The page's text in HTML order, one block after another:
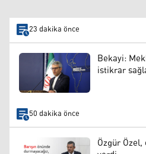
23 dakika önce
Bekayi:
istikrar
50 dakika önce
Özgür Özel,